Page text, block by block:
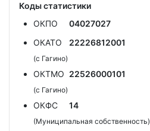
Коды статистики
ОКПО
04027027
ОКАТО
22226812001
(с Гагино)
ОКТМО 22526000101
(с Гагино)
ОКФС 14
(Муниципальная собственность)